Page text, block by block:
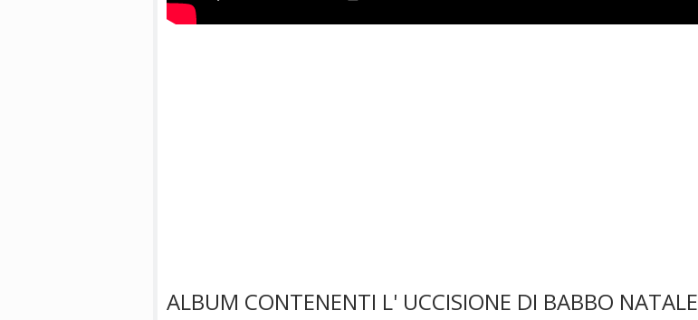
ALBUM CONTENENTI L' UCCISIONE DI BABBO NATALE